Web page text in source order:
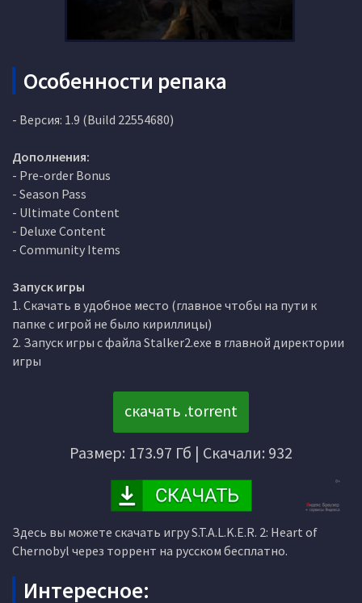
Особенности репака
- Версия: 1.9 (Build 22554680)
Дополнения:
- Pre-order Bonus
- Season Pass
- Ultimate Content
- Deluxe Content
- Community Items
Запуск игры
1. Скачать в удобное место (главное чтобы на пути к
папке с игрой не было кириллицы)
2. Запуск игры с файла Stalker2.exe в главной директории
игры
скачать .torrent
Размер: 173.97 Гб | Скачали: 932
Здесь вы можете скачать игру S.T.A.L.K.E.R. 2: Heart of
Chernobyl через торрент на русском бесплатно.
Интересное: